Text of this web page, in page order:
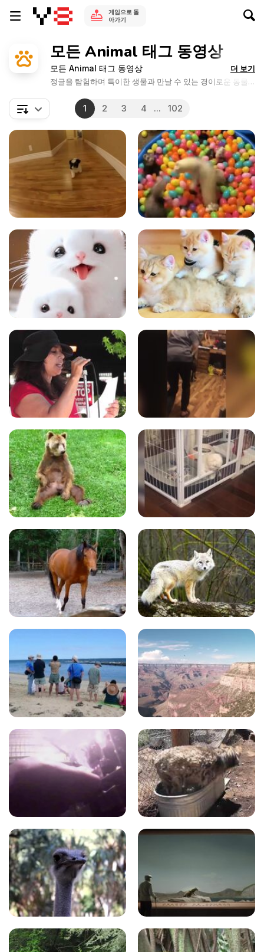
게임으로 돌
아가기
모든 Animal 태그 동영상
모든 Animal 태그 동영상
정글을 탐험하며 특이한 생물과 만날 수 있는 경이로운 동물
더 보기
1 2 3 4 ... 102